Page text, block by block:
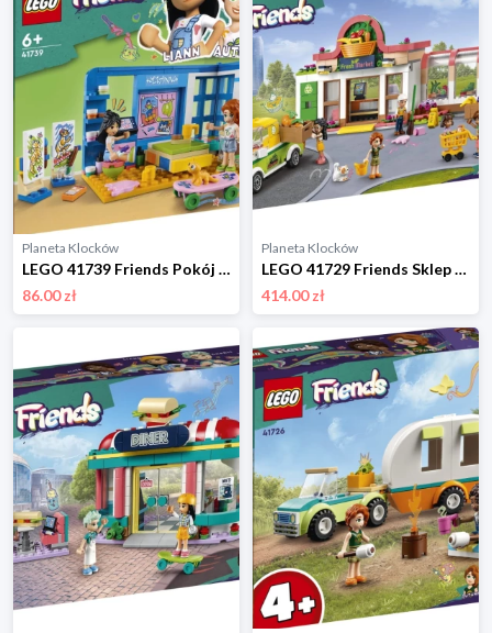
Planeta Klocków
LEGO 41739 Friends Pokój Liann Lego
86.00 zł
Planeta Klocków
LEGO 41729 Friends Sklep spożywczy z żywnością ekologiczną Lego
414.00 zł